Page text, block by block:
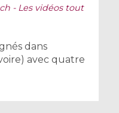
- Les vidéos tout
dans
avec quatre